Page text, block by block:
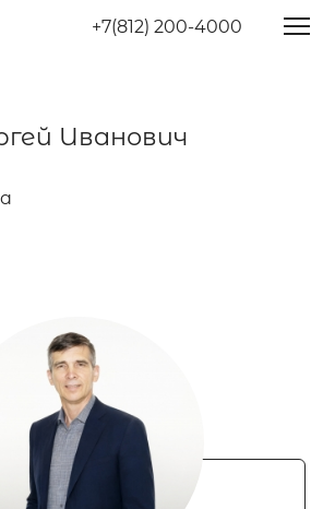
+7(812) 200-4000
Иванович